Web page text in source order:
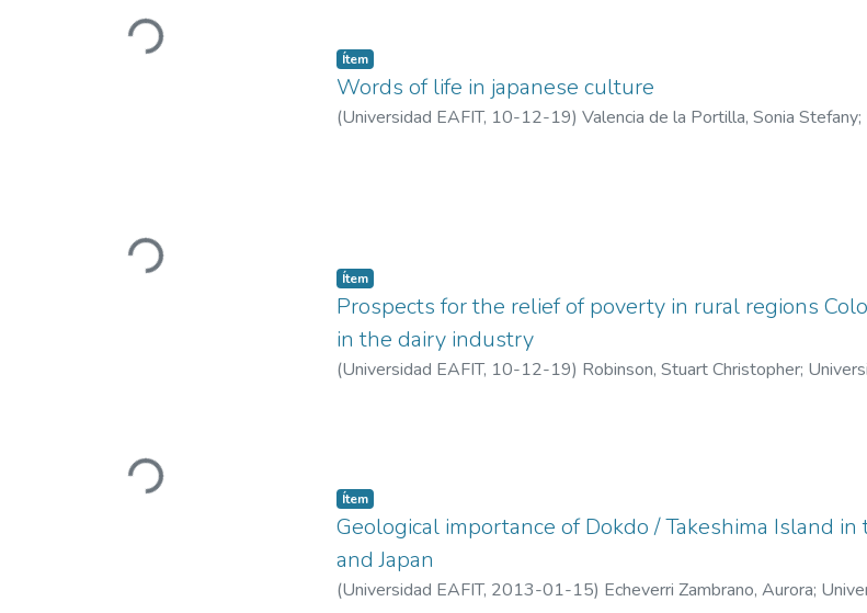
Cargando...
Cargando...
Ítem
Words of life in japanese culture
(Universidad EAFIT, 10-12-19) Valencia de la Portilla, Sonia Stefany;
Cargando...
Ítem
Prospects for the relief of poverty in rural regions
in the dairy industry
(Universidad EAFIT, 10-12-19) Robinson, Stuart Christopher;
Ítem
Geological importance of Dokdo / Takeshima Island
and Japan
(Universidad EAFIT, 2013-01-15) Echeverri Zambrano, Aurora;